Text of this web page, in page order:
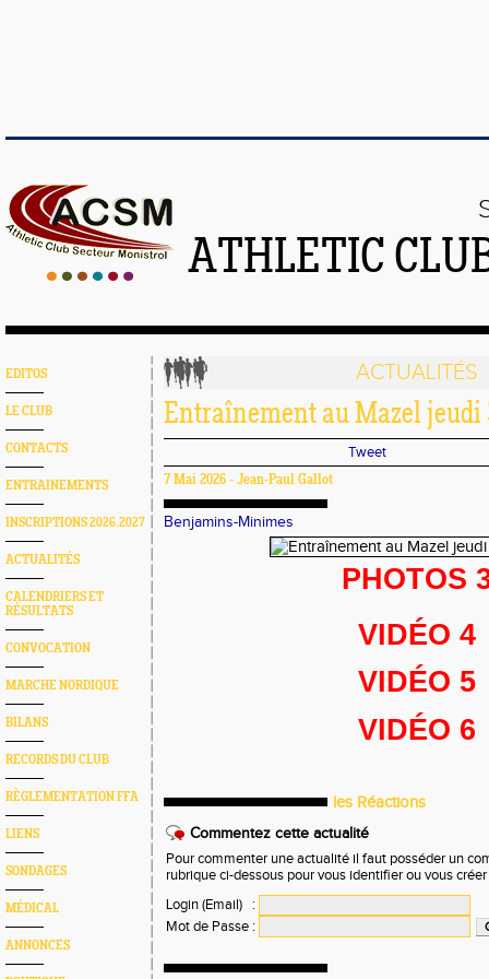
ATHLETIC
EDITOS
LE CLUB
CONTACTS
ENTRAINEMENTS
INSCRIPTIONS 2026.2027
ACTUALITÉS
CALENDRIERS ET
RÉSULTATS
CONVOCATION
MARCHE NORDIQUE
BILANS
RECORDS DU CLUB
RÈGLEMENTATION FFA
LIENS
SONDAGES
MÉDICAL
ANNONCES
ACTUALITÉS
Entraînement au Mazel jeudi
Tweet
7 Mai 2026 - Jean-Paul Gallot
Benjamins-Minimes
PHOTOS
VIDÉO 4
VIDÉO 5
VIDÉO 6
les Réactions
Commentez cette actualité
Pour commenter une actualité il faut posséder un
rubrique ci-dessous pour vous identifier ou vous
Login (Email)
:
Mot de Passe :